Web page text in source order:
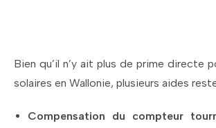
Bien qu’il n’y ait plus de prime directe
solaires en Wallonie, plusieurs aides
Compensation du compteur